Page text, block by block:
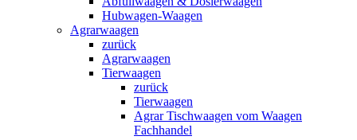
Hubwagen-Waagen
Agrarwaagen
zurück
Agrarwaagen
Tierwaagen
zurück
Tierwaagen
Agrar Tischwaagen vom Waagen
Fachhandel